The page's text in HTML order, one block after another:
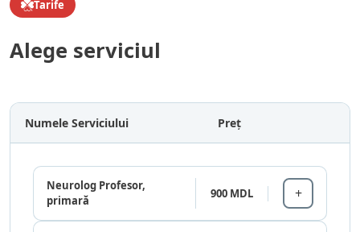
Tarife
Alege serviciul
Numele Serviciului Preț
Neurolog Profesor,
primară
900 MDL